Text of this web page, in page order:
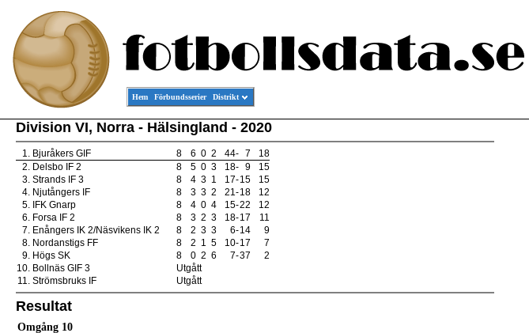
Hem Förbundsserier Distrikt
Division VI, Norra - Hälsingland - 2020
1. Bjuråkers GIF 8 6 0 2 44- 7
18
2. Delsbo IF 2 8 5 0 3 18- 9
15
3. Strands IF 3 8 4 3 1 17-15
15
4. Njutångers IF 8 3 3 2 21-18
12
5. IFK Gnarp 8 4 0 4 15-22
12
6. Forsa IF 2 8 3 2 3 18-17
11
7. Enångers IK 2/Näsvikens IK 2 8 2 3 3 6-14
9
8. Nordanstigs FF 8 2 1 5 10-17
7
9. Högs SK 8 0 2 6 7-37
2
10. Bollnäs GIF 3
Utgått
11. Strömsbruks IF Utgått
Resultat
Omgång 10